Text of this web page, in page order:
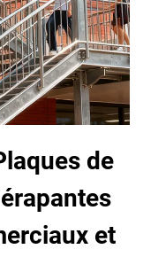
de
et